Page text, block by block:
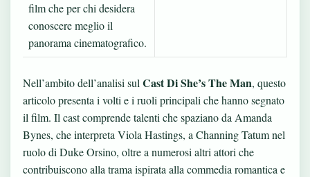
film che per chi desidera
conoscere meglio il
panorama cinematografico.
Nell’ambito dell’analisi sul Cast Di She’s The Man, questo
articolo presenta i volti e i ruoli principali che hanno segnato
il film. Il cast comprende talenti che spaziano da Amanda
Bynes, che interpreta Viola Hastings, a Channing Tatum nel
ruolo di Duke Orsino, oltre a numerosi altri attori che
contribuiscono alla trama ispirata alla commedia romantica e